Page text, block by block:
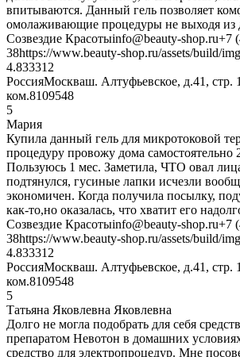
впитываются. Данный гель позволяет
омолаживающие процедуры не выходя из
Созвездие Красотыinfo@beauty-shop.ru+7
38https://www.beauty-shop.ru/assets/build/
4.833312
РоссияМоскваш. Алтуфьевское, д.41, стр.
ком.8109548
5
Мария
Купила данный гель для микротоковой
процедуру провожу дома самостоятельно
Пользуюсь 1 мес. Заметила, ЧТО овал
подтянулся, гусиные лапки исчезли
экономичен. Когда получила посылку,
как-то,но оказалась, что хватит его
Созвездие Красотыinfo@beauty-shop.ru+7
38https://www.beauty-shop.ru/assets/build/
4.833312
РоссияМоскваш. Алтуфьевское, д.41, стр.
ком.8109548
5
Татьяна Яковлевна Яковлевна
Долго не могла подобрать для себя
препаратом Невотон в домашних
средство для электропроцедур. Мне